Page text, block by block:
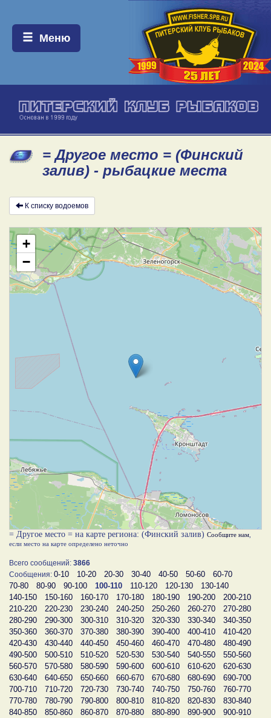
Меню:
Меню
= Другое место = (Финский
залив) - рыбацкие места
К списку водоемов
+
−
= Другое место = на карте региона: (Финский залив) Сообщите нам
если место на карте определено неточно
Всего сообщений: 3866
Сообщения: 0-10 10-20 20-30 30-40 40-50 50-60
60-70
70-80
80-90 90-100 100-110 110-120 120-130
130-140
140-150
150-160 160-170 170-180 180-190 190-200
200-210
210-220
220-230 230-240 240-250 250-260 260-270
270-280
280-290
290-300 300-310 310-320 320-330 330-340
340-350
350-360
360-370 370-380 380-390 390-400 400-410
410-420
420-430
430-440 440-450 450-460 460-470 470-480
480-490
490-500
500-510 510-520 520-530 530-540 540-550
550-560
560-570
570-580 580-590 590-600 600-610 610-620
620-630
630-640
640-650 650-660 660-670 670-680 680-690
690-700
700-710
710-720 720-730 730-740 740-750 750-760
760-770
770-780
780-790 790-800 800-810 810-820 820-830
830-840
840-850
850-860 860-870 870-880 880-890 890-900
900-910